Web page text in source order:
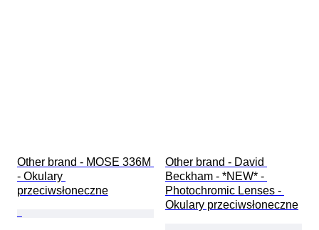
Other brand - MOSE 336M
- Okulary
przeciwsłoneczne
Other brand - David
Beckham - *NEW* -
Photochromic Lenses -
Okulary przeciwsłoneczne